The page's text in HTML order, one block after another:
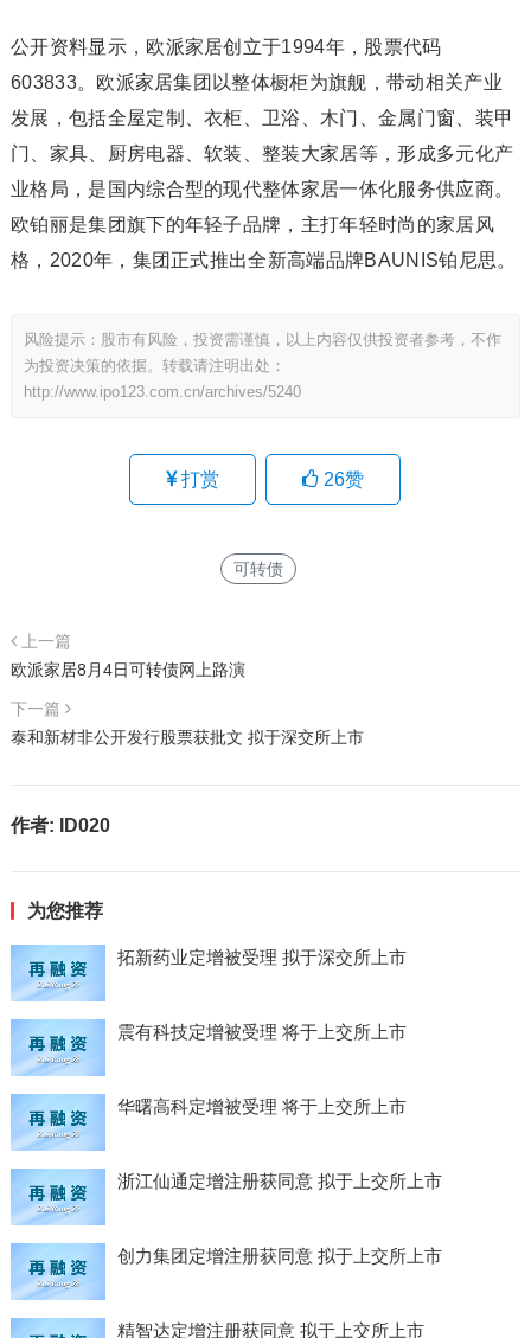
公开资料显示，欧派家居创立于1994年，股票代码
603833。欧派家居集团以整体橱柜为旗舰，带动相关产业
发展，包括全屋定制、衣柜、卫浴、木门、金属门窗、装甲
门、家具、厨房电器、软装、整装大家居等，形成多元化产
业格局，是国内综合型的现代整体家居一体化服务供应商。
欧铂丽是集团旗下的年轻子品牌，主打年轻时尚的家居风
格，2020年，集团正式推出全新高端品牌BAUNIS铂尼思。
风险提示：股市有风险，投资需谨慎，以上内容仅供投资者参考，不作
为投资决策的依据。转载请注明出处：
http://www.ipo123.com.cn/archives/5240
打赏 26赞
可转债
上一篇
欧派家居8月4日可转债网上路演
下一篇
泰和新材非公开发行股票获批文 拟于深交所上市
作者: ID020
为您推荐
拓新药业定增被受理 拟于深交所上市
震有科技定增被受理 将于上交所上市
华曙高科定增被受理 将于上交所上市
浙江仙通定增注册获同意 拟于上交所上市
创力集团定增注册获同意 拟于上交所上市
精智达定增注册获同意 拟于上交所上市